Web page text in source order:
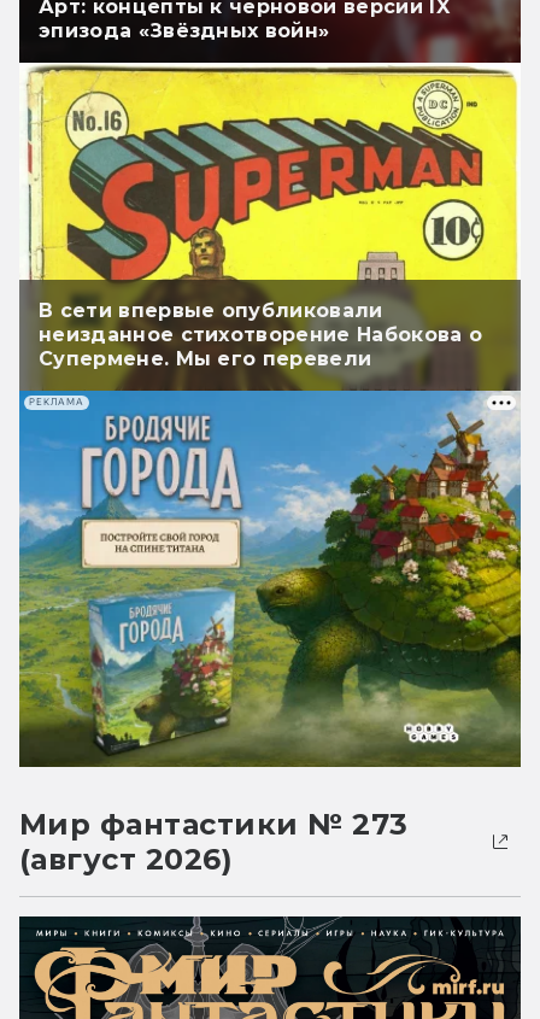
Арт: концепты к черновой версии IX
эпизода «Звёздных войн»
В сети впервые опубликовали
неизданное стихотворение Набокова о
Супермене. Мы его перевели
РЕКЛАМА
Мир фантастики № 273
(август 2026)